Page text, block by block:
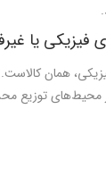
فیزیکی یا
همان
محیط‌های توزیع